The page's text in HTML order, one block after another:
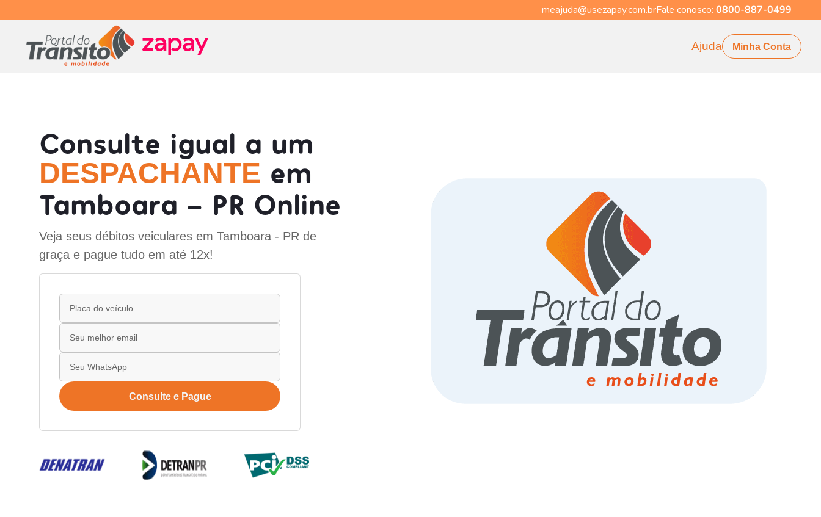
meajuda@usezapay.com.brFale conosco: 0800-887-0499
Ajuda Minha Conta
Consulte igual a um
DESPACHANTE em
Tamboara - PR Online
Veja seus débitos veiculares em Tamboara - PR de
graça e pague tudo em até 12x!
Consulte e Pague